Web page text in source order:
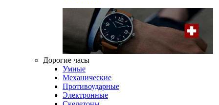
Дорогие часы
Умные
Механические
Противоударные
Электронные